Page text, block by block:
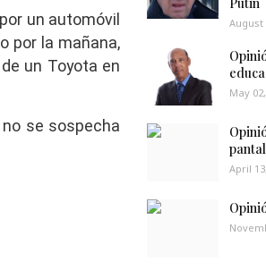
un automóvil
por la mañana,
un Toyota en
se sospecha
August
May
April